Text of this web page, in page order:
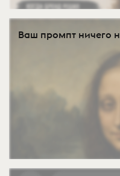
Ваш промпт ничего